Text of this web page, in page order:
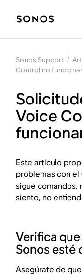
Sonos Support /
Control no
Voice
Este artículo
problemas con el
sigue comandos,
siento, no
Verifica
Sonos esté
Asegúrate de